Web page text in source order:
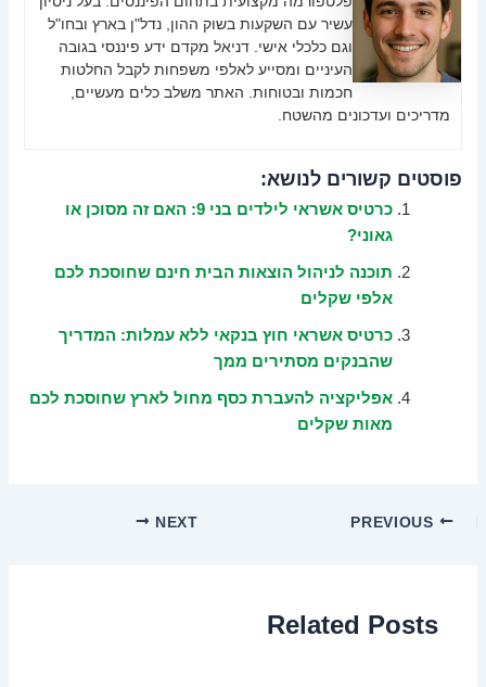
עשיר עם השקעות בשוק ההון, נדל"ן בארץ ובחו"ל
וגם כלכלי אישי. דניאל מקדם ידע פיננסי בגובה
העיניים ומסייע לאלפי משפחות לקבל החלטות
חכמות ובטוחות. האתר משלב כלים מעשיים,
מדריכים ועדכונים מהשטח.
פוסטים קשורים לנושא:
כרטיס אשראי לילדים בני 9: האם זה מסוכן או
גאוני?
תוכנה לניהול הוצאות הבית חינם שחוסכת לכם
אלפי שקלים
כרטיס אשראי חוץ בנקאי ללא עמלות: המדריך
שהבנקים מסתירים ממך
אפליקציה להעברת כסף מחול לארץ שחוסכת לכם
מאות שקלים
NEXT
Related Posts